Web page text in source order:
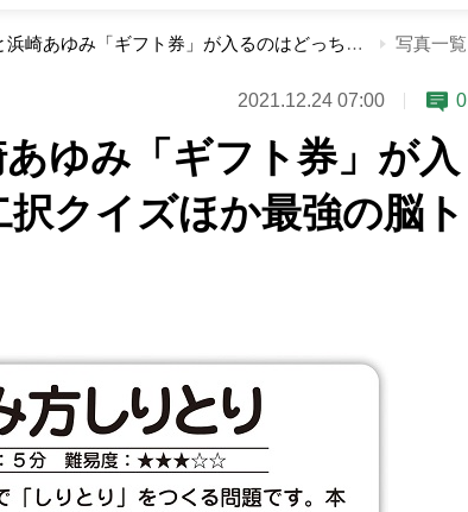
安室奈美恵と浜崎あゆみ「ギフト券」が入るのはどっち？二択クイズほか最強の脳トレ！ 写真一覧
2021.12.24 07:00 0
ゆみ「ギフト券」が入
クイズほか最強の脳ト